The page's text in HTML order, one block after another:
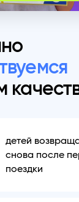
детей
снова после
поездки